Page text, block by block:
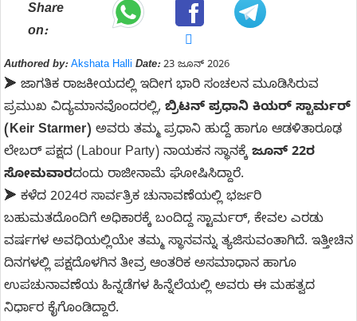
Share
on:
Authored by: Akshata Halli Date:23 ಜೂನ್ 2026
➤ ಜಾಗತಿಕ ರಾಜಕೀಯದಲ್ಲಿ ಇದೀಗ ಭಾರಿ ಸಂಚಲನ ಮೂಡಿಸಿರುವ
ಪ್ರಮುಖ ವಿದ್ಯಮಾನವೊಂದರಲ್ಲಿ, ಬ್ರಿಟನ್ ಪ್ರಧಾನಿ ಕಿಯರ್ ಸ್ಟಾರ್ಮರ್
(Keir Starmer) ಅವರು ತಮ್ಮ ಪ್ರಧಾನಿ ಹುದ್ದೆ ಹಾಗೂ ಆಡಳಿತಾರೂಢ
ಲೇಬರ್ ಪಕ್ಷದ (Labour Party) ನಾಯಕನ ಸ್ಥಾನಕ್ಕೆಜೂನ್ 22ರ
ಸೋಮವಾರದಂದು ರಾಜೀನಾಮೆ ಘೋಷಿಸಿದ್ದಾರೆ.
➤ ಕಳೆದ 2024ರ ಸಾರ್ವತ್ರಿಕ ಚುನಾವಣೆಯಲ್ಲಿ ಭರ್ಜರಿ
ಬಹುಮತದೊಂದಿಗೆ ಅಧಿಕಾರಕ್ಕೆ ಬಂದಿದ್ದ ಸ್ಟಾರ್ಮರ್, ಕೇವಲ ಎರಡು
ವರ್ಷಗಳ ಅವಧಿಯಲ್ಲಿಯೇ ತಮ್ಮ ಸ್ಥಾನವನ್ನು ತ್ಯಜಿಸುವಂತಾಗಿದೆ. ಇತ್ತೀಚಿನ
ದಿನಗಳಲ್ಲಿ ಪಕ್ಷದೊಳಗಿನ ತೀವ್ರ ಆಂತರಿಕ ಅಸಮಾಧಾನ ಹಾಗೂ
ಉಪಚುನಾವಣೆಯ ಹಿನ್ನಡೆಗಳ ಹಿನ್ನೆಲೆಯಲ್ಲಿ ಅವರು ಈ ಮಹತ್ವದ
ನಿರ್ಧಾರ ಕೈಗೊಂಡಿದ್ದಾರೆ.